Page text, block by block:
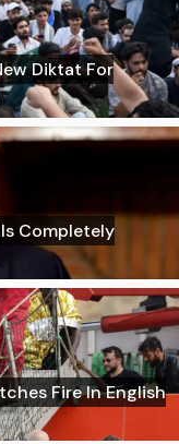
Diktat For
Completely
Fire In English